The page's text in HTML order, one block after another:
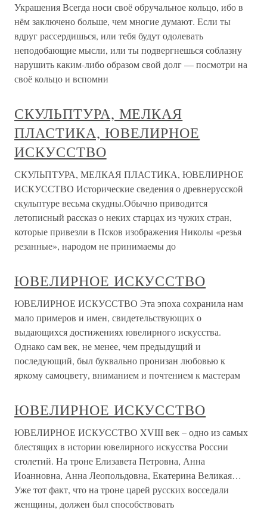
Украшения Всегда носи своё обручальное кольцо, ибо в
нём заключено больше, чем многие думают. Если ты
вдруг рассердишься, или тебя будут одолевать
неподобающие мысли, или ты подвергнешься соблазну
нарушить каким-либо образом свой долг — посмотри на
своё кольцо и вспомни
СКУЛЬПТУРА, МЕЛКАЯ
ПЛАСТИКА, ЮВЕЛИРНОЕ
ИСКУССТВО
СКУЛЬПТУРА, МЕЛКАЯ ПЛАСТИКА, ЮВЕЛИРНОЕ
ИСКУССТВО Исторические сведения о древнерусской
скульптуре весьма скудны.Обычно приводится
летописный рассказ о неких старцах из чужих стран,
которые привезли в Псков изображения Николы «резья
резанные», народом не принимаемы до
ЮВЕЛИРНОЕ ИСКУССТВО
ЮВЕЛИРНОЕ ИСКУССТВО Эта эпоха сохранила нам
мало примеров и имен, свидетельствующих о
выдающихся достижениях ювелирного искусства.
Однако сам век, не менее, чем предыдущий и
последующий, был буквально пронизан любовью к
яркому самоцвету, вниманием и почтением к мастерам
ЮВЕЛИРНОЕ ИСКУССТВО
ЮВЕЛИРНОЕ ИСКУССТВО XVIII век – одно из самых
блестящих в истории ювелирного искусства России
столетий. На троне Елизавета Петровна, Анна
Иоанновна, Анна Леопольдовна, Екатерина Великая…
Уже тот факт, что на троне царей русских восседали
женщины, должен был способствовать